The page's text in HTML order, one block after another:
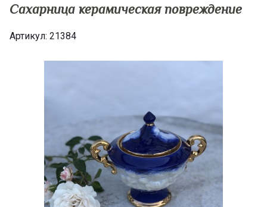
Сахарница керамическая повреждение
Артикул: 21384